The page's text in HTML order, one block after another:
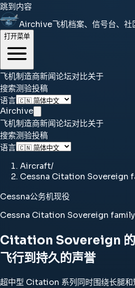
跳到内容
Airchive飞机档案、信号台、社
打开菜单
飞机制造商新闻论坛对比关于
搜索测验投稿
语言
Airchive
飞机制造商新闻论坛对比关于
搜索测验投稿
语言
Aircraft/
Cessna Citation Sovereign
Cessna公务机现役
Cessna Citation Sovereign family
Citation Sovereign 的
飞行到持久的声誉
超中型 Citation 系列同时围绕长腿和